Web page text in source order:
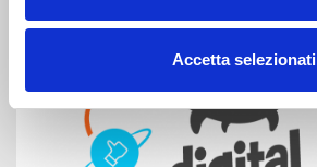
Accetta selezionati